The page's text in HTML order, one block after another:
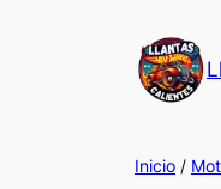
Inicio /